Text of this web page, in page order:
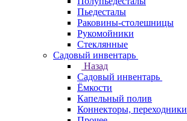
Пьедесталы
Раковины-столешницы
Рукомойники
Стеклянные
Садовый инвентарь
Назад
Садовый инвентарь
Ёмкости
Капельный полив
Коннекторы, переходники